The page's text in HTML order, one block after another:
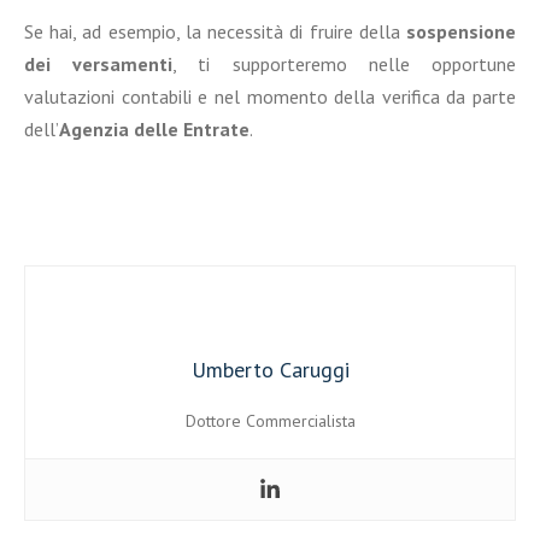
Se hai, ad esempio, la necessità di fruire della sospensione
dei versamenti , ti supporteremo nelle opportune
valutazioni contabili e nel momento della verifica da parte
dell’Agenzia delle Entrate.
Umberto Caruggi
Dottore Commercialista